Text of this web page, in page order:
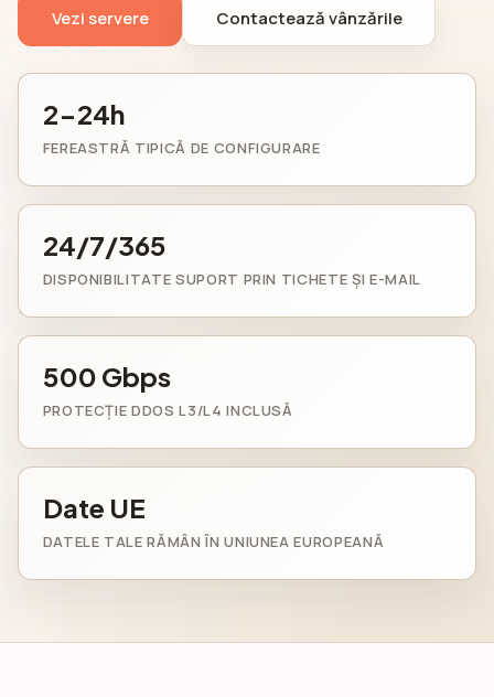
Vezi servere Contactează vânzările
2-24h
FEREASTRĂ TIPICĂ DE CONFIGURARE
24/7/365
DISPONIBILITATE SUPORT PRIN TICHETE ȘI E-MAIL
500 Gbps
PROTECȚIE DDOS L3/L4 INCLUSĂ
Date UE
DATELE TALE RĂMÂN ÎN UNIUNEA EUROPEANĂ